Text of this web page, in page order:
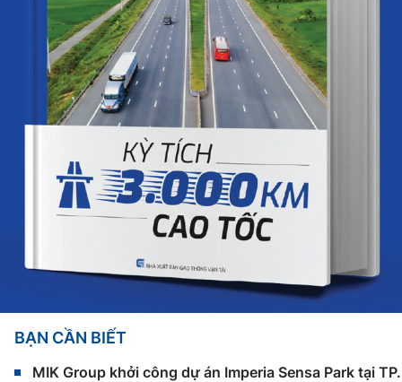
BẠN CẦN BIẾT
MIK Group khởi công dự án Imperia Sensa Park tại